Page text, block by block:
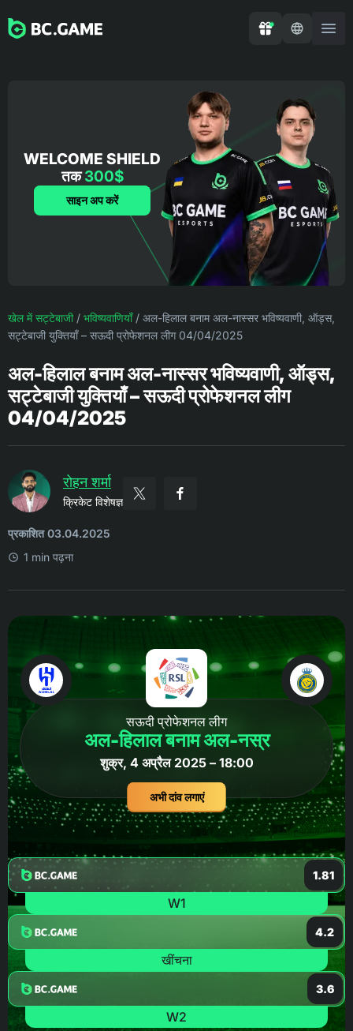
WELCOME SHIELD
तक300$
साइन अप करें
खेल में सट्टेबाजी/ भविष्यवाणियाँ/ अल-हिलाल बनाम अल-नास्सर भविष्यवाणी, ऑड्स,
सट्टेबाजी युक्तियाँ – सऊदी प्रोफेशनल लीग 04/04/2025
अल-हिलाल बनाम अल-नास्सर भविष्यवाणी, ऑड्स,
सट्टेबाजी युक्तियाँ – सऊदी प्रोफेशनल लीग
04/04/2025
रोहन शर्मा
क्रिकेट विशेषज्ञ
प्रकाशित 03.04.2025
1 min पढ़ना
सऊदी प्रोफेशनल लीग
अल-हिलाल बनाम अल-नस्र
शुक्र, 4 अप्रैल 2025 – 18:00
अभी दांव लगाएं
1.81
W1
4.2
खींचना
3.6
W2